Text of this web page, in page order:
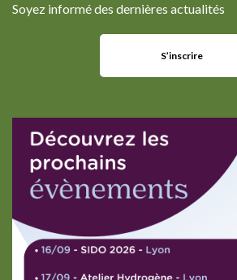
Soyez informé des dernières actualités
S’inscrire